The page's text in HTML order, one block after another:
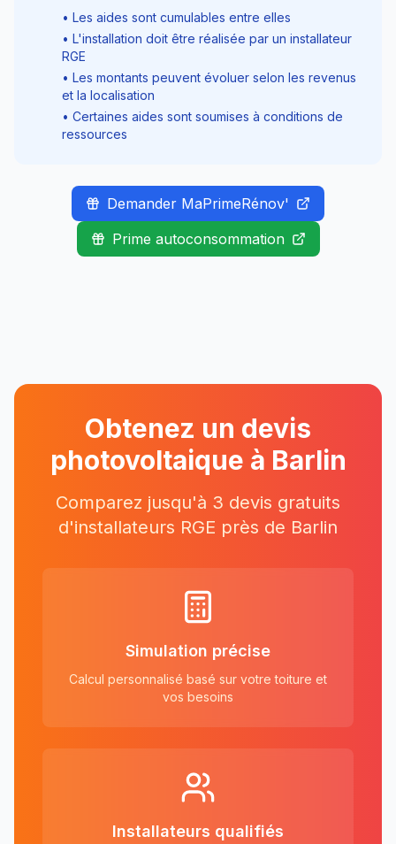
• Les aides sont cumulables entre elles
• L'installation doit être réalisée par un installateur
RGE
• Les montants peuvent évoluer selon les revenus
et la localisation
• Certaines aides sont soumises à conditions de
ressources
Demander MaPrimeRénov'
Prime autoconsommation
Obtenez un devis
photovoltaique à Barlin
Comparez jusqu'à 3 devis gratuits
d'installateurs RGE près de Barlin
Simulation précise
Calcul personnalisé basé sur votre toiture et
vos besoins
Installateurs qualifiés